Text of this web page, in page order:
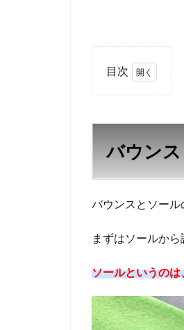
目次
ンス
ール
いっ
何？
2
バ
って
何？？
3
ソ
バウン
バウンスとソール
まずはソールから
ソールというの